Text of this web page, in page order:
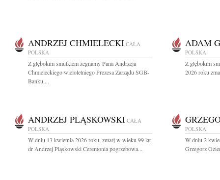
ANDRZEJ CHMIELECKI CAŁA
POLSKA
Z głębokim smutkiem żegnamy Pana Andrzeja
Chmieleckiego wieloletniego Prezesa Zarządu SGB-
Banku,...
ADAM
POLSKA
Z głębokim
2026 roku
ANDRZEJ PLĄSKOWSKI CAŁA
POLSKA
W dniu 13 kwietnia 2026 roku, zmarł w wieku 99 lat
dr Andrzej Pląskowski Ceremonia pogrzebowa...
POLSKA
W dniu 2
Grzegorz